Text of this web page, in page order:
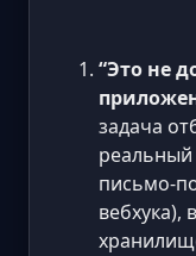
“Это не
задача
реальный
письмо-
вебхука),